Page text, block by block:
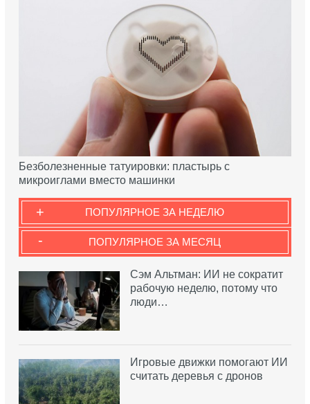
Безболезненные татуировки: пластырь с
микроиглами вместо машинки
ПОПУЛЯРНОЕ ЗА НЕДЕЛЮ
+
ПОПУЛЯРНОЕ ЗА МЕСЯЦ
-
Сэм Альтман: ИИ не сократит
рабочую неделю, потому что
люди…
Игровые движки помогают ИИ
считать деревья с дронов